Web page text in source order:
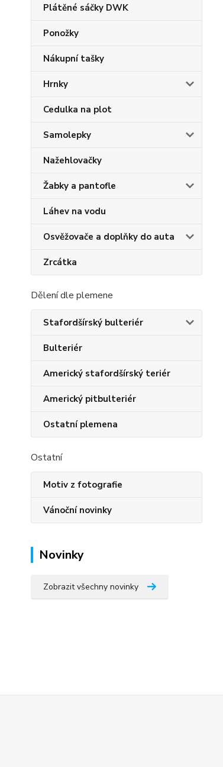
Plátěné sáčky DWK
Ponožky
Nákupní tašky
Hrnky
Cedulka na plot
Samolepky
Nažehlovačky
Žabky a pantofle
Láhev na vodu
Osvěžovače a doplňky do auta
Zrcátka
Dělení dle plemene
Stafordšírský bulteriér
Bulteriér
Americký stafordšírský teriér
Americký pitbulteriér
Ostatní plemena
Ostatní
Motiv z fotografie
Vánoční novinky
Novinky
Zobrazit všechny novinky